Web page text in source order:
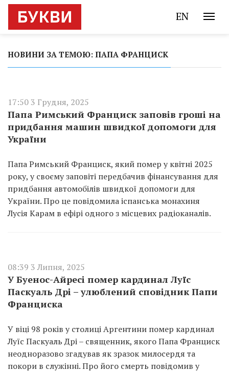
EN
НОВИНИ ЗА ТЕМОЮ: ПАПА ФРАНЦИСК
17:50 3 Грудня, 2025
Папа Римський Франциск заповів гроші на
придбання машин швидкої допомоги для
України
Папа Римський Франциск, який помер у квітні 2025
року, у своєму заповіті передбачив фінансування для
придбання автомобілів швидкої допомоги для
України. Про це повідомила іспанська монахиня
Лусія Карам в ефірі одного з місцевих радіоканалів.
08:39 3 Липня, 2025
У Буенос-Айресі помер кардинал Луїс
Паскуаль Дрі – улюблений сповідник Папи
Франциска
У віці 98 років у столиці Аргентини помер кардинал
Луїс Паскуаль Дрі – священник, якого Папа Франциск
неодноразово згадував як зразок милосердя та
покори в служінні. Про його смерть повідомив у